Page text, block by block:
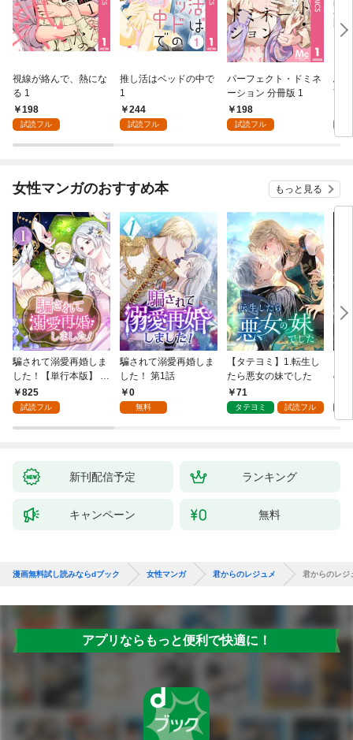
視線が絡んで、熱にな
る 1
198
試読フル
推し活はベッドの中で
1
244
試読フル
パーフェクト・ドミネ
ーション 分冊版 1
198
試読フル
ふ
言
女性マンガのおすすめ本 もっと見る
騙されて溺愛再婚しま
した！【単行本版】 1
巻825
試読フル
騙されて溺愛再婚しま
した！ 第1話
0
無料
【タテヨミ】1.転生し
たら悪女の妹でした
71
タテヨミ 試読フル
の
新刊配信予定 ランキング
キャンペーン 無料
漫画無料試し読みならdブック 女性マンガ 君からのレジュメ 君からのレジ
アプリならもっと便利で快適に！